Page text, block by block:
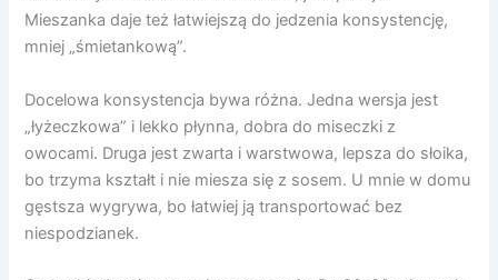
Mieszanka daje też łatwiejszą do jedzenia konsystencję,
mniej „śmietankową”.
Docelowa konsystencja bywa różna. Jedna wersja jest
„łyżeczkowa” i lekko płynna, dobra do miseczki z
owocami. Druga jest zwarta i warstwowa, lepsza do słoika,
bo trzyma kształt i nie miesza się z sosem. U mnie w domu
gęstsza wygrywa, bo łatwiej ją transportować bez
niespodzianek.